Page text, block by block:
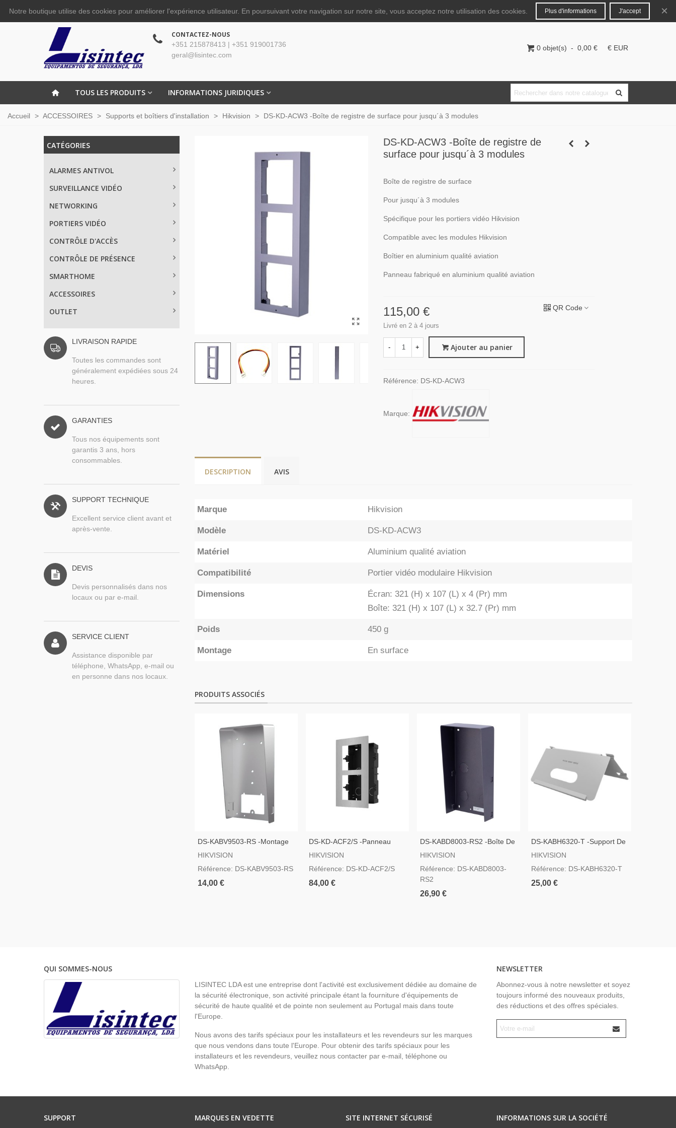
Français Connecter
CONTACTEZ-NOUS
+351 215878413 | +351 919001736
geral@lisintec.com
0 objet(s) - 0,00 € € EUR
TOUS LES PRODUITS INFORMATIONS JURIDIQUES
Accueil > ACCESSOIRES > Supports et boîtiers d'installation > Hikvision > DS-KD-ACW3 -Boîte de registre de surface pour jusqu´à 3 modules
CATÉGORIES
ALARMES ANTIVOL
SURVEILLANCE VIDÉO
NETWORKING
PORTIERS VIDÉO
CONTRÔLE D'ACCÈS
CONTRÔLE DE PRÉSENCE
SMARTHOME
ACCESSOIRES
OUTLET
LIVRAISON RAPIDE
Toutes les commandes sont
généralement expédiées sous 24
heures.
GARANTIES
Tous nos équipements sont
garantis 3 ans, hors
consommables.
SUPPORT TECHNIQUE
Excellent service client avant et
après-vente.
DEVIS
Devis personnalisés dans nos
locaux ou par e-mail.
SERVICE CLIENT
Assistance disponible par
téléphone, WhatsApp, e-mail ou
en personne dans nos locaux.
DS-KD-ACW3 -Boîte de registre de
surface pour jusqu´à 3 modules
Boîte de registre de surface
Pour jusqu´à 3 modules
Spécifique pour les portiers vidéo Hikvision
Compatible avec les modules Hikvision
Boîtier en aluminium qualité aviation
Panneau fabriqué en aluminium qualité aviation
115,00 €
Livré en 2 à 4 jours
QR Code
- + Ajouter au panier
Référence: DS-KD-ACW3
Marque:
DESCRIPTION AVIS
Marque Hikvision
Modèle DS-KD-ACW3
Matériel Aluminium qualité aviation
Compatibilité Portier vidéo modulaire Hikvision
Dimensions
Écran: 321 (H) x 107 (L) x 4 (Pr) mm
Boîte: 321 (H) x 107 (L) x 32.7 (Pr) mm
Poids 450 g
Montage En surface
PRODUITS ASSOCIÉS
DS-KABV9503-RS -Montage
En Saillie Avec Visière
HIKVISION
Référence: DS-KABV9503-RS
14,00 €
DS-KD-ACF2/S -Panneau
Frontal Et Boîtier Encastré
HIKVISION
Référence: DS-KD-ACF2/S
84,00 €
DS-KABD8003-RS2 -Boîte De
Registre De Surface Pour
HIKVISION
Référence: DS-KABD8003-
RS2
26,90 €
DS-KABH6320-T -Support De
Bureau
HIKVISION
Référence: DS-KABH6320-T
25,00 €
QUI SOMMES-NOUS
LISINTEC LDA est une entreprise dont l'activité est exclusivement dédiée au domaine de
la sécurité électronique, son activité principale étant la fourniture d'équipements de
sécurité de haute qualité et de pointe non seulement au Portugal mais dans toute
l'Europe.
Nous avons des tarifs spéciaux pour les installateurs et les revendeurs sur les marques
que nous vendons dans toute l'Europe. Pour obtenir des tarifs spéciaux pour les
installateurs et les revendeurs, veuillez nous contacter par e-mail, téléphone ou
WhatsApp.
NEWSLETTER
Abonnez-vous à notre newsletter et soyez
toujours informé des nouveaux produits,
des réductions et des offres spéciales.
SUPPORT MARQUES EN VEDETTE SITE INTERNET SÉCURISÉ INFORMATIONS SUR LA SOCIÉTÉ
Notre boutique utilise des cookies pour améliorer l'expérience utilisateur. En poursuivant votre navigation sur notre site, vous acceptez notre utilisation des cookies. Plus d'informations J'accept ×